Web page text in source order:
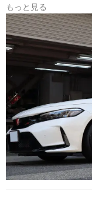
もっと見る